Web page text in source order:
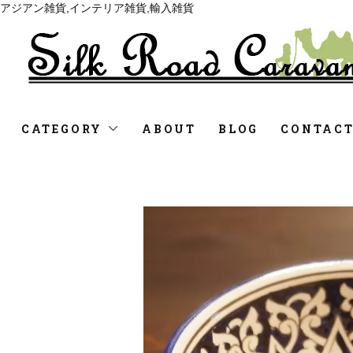
アジアン雑貨,インテリア雑貨,輸入雑貨
CATEGORY ABOUT BLOG